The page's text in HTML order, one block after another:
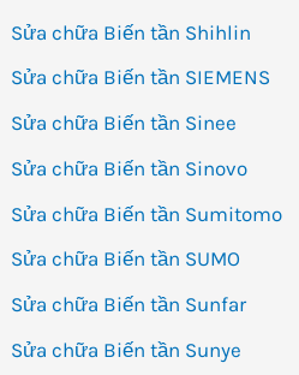
Sửa chữa Biến tần Shihlin
Sửa chữa Biến tần SIEMENS
Sửa chữa Biến tần Sinee
Sửa chữa Biến tần Sinovo
Sửa chữa Biến tần Sumitomo
Sửa chữa Biến tần SUMO
Sửa chữa Biến tần Sunfar
Sửa chữa Biến tần Sunye